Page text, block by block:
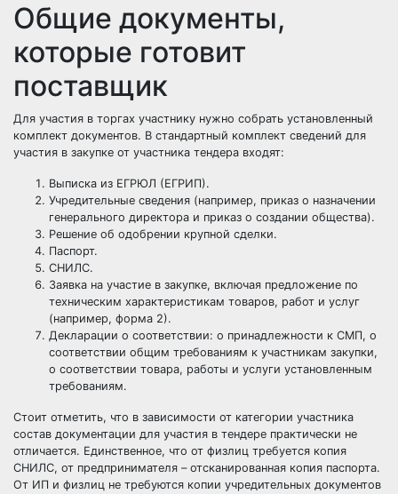
Общие документы,
которые готовит
поставщик
Для участия в торгах участнику нужно собрать установленный
комплект документов. В стандартный комплект сведений для
участия в закупке от участника тендера входят:
Выписка из ЕГРЮЛ (ЕГРИП).
Учредительные сведения (например, приказ о назначении
генерального директора и приказ о создании общества).
Решение об одобрении крупной сделки.
Паспорт.
СНИЛС.
Заявка на участие в закупке, включая предложение по
техническим характеристикам товаров, работ и услуг
(например, форма 2).
Декларации о соответствии: о принадлежности к СМП, о
соответствии общим требованиям к участникам закупки,
о соответствии товара, работы и услуги установленным
требованиям.
Стоит отметить, что в зависимости от категории участника
состав документации для участия в тендере практически не
отличается. Единственное, что от физлиц требуется копия
СНИЛС, от предпринимателя – отсканированная копия паспорта.
От ИП и физлиц не требуются копии учредительных документов